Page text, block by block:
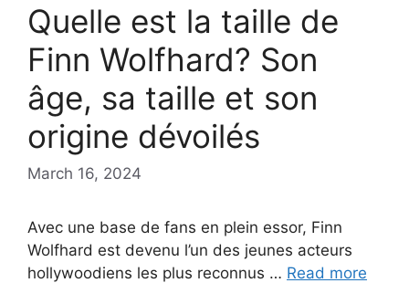
Quelle est la taille de
Finn Wolfhard? Son
âge, sa taille et son
origine dévoilés
March 16, 2024
Avec une base de fans en plein essor, Finn
Wolfhard est devenu l’un des jeunes acteurs
hollywoodiens les plus reconnus … Read more